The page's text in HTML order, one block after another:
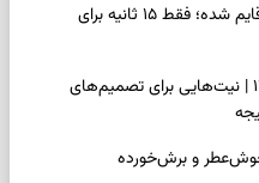
بازی فکری | تکه پیتزا میان سبزیجات قایم شده؛ فقط ۱۵ ثانیه برای
فال ابجد امروز پنجشنبه ۱۵ مرداد ۱۴۰۵ | نیت‌هایی برای تصمیم‌های
و برش‌خورده